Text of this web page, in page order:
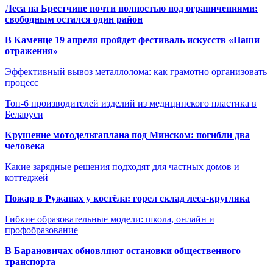
Леса на Брестчине почти полностью под ограничениями:
свободным остался один район
В Каменце 19 апреля пройдет фестиваль искусств «Наши
отражения»
Эффективный вывоз металлолома: как грамотно организовать
процесс
Топ-6 производителей изделий из медицинского пластика в
Беларуси
Крушение мотодельтаплана под Минском: погибли два
человека
Какие зарядные решения подходят для частных домов и
коттеджей
Пожар в Ружанах у костёла: горел склад леса-кругляка
Гибкие образовательные модели: школа, онлайн и
профобразование
В Барановичах обновляют остановки общественного
транспорта